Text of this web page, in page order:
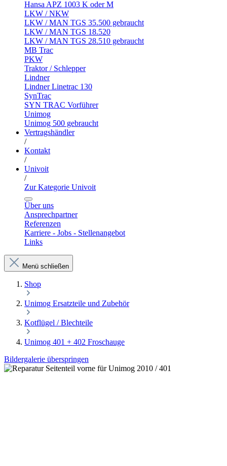
Hansa APZ 1003 K oder M
LKW / NKW
LKW / MAN TGS 35.500 gebraucht
LKW / MAN TGS 18.520
LKW / MAN TGS 28.510 gebraucht
MB Trac
PKW
Traktor / Schlepper
Lindner
Lindner Linetrac 130
SynTrac
SYN TRAC Vorführer
Unimog
Unimog 500 gebraucht
Vertragshändler
/
Kontakt
/
Univoit
/
Zur Kategorie Univoit
Über uns
Ansprechpartner
Referenzen
Karriere - Jobs - Stellenangebot
Links
Menü schließen
Shop
Unimog Ersatzteile und Zubehör
Kotflügel / Blechteile
Unimog 401 + 402 Froschauge
Bildergalerie überspringen